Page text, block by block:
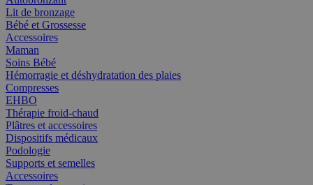
Lit de bronzage
Bébé et Grossesse
Accessoires
Maman
Soins Bébé
Hémorragie et déshydratation des plaies
Compresses
EHBO
Thérapie froid-chaud
Plâtres et accessoires
Dispositifs médicaux
Podologie
Supports et semelles
Accessoires